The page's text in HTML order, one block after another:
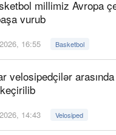
millimiz Avropa
vurub
16:55 Basketbol
velosipedçilər
14:43 Velosiped